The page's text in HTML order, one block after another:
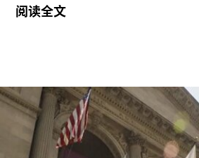
主弗兰克·盖里（Frank Gehry）
阿布扎比古根海姆博物馆占地逾
成为古根海姆体系中规模最大的
厅，室内展览面积约12.5万平方
阅读全文